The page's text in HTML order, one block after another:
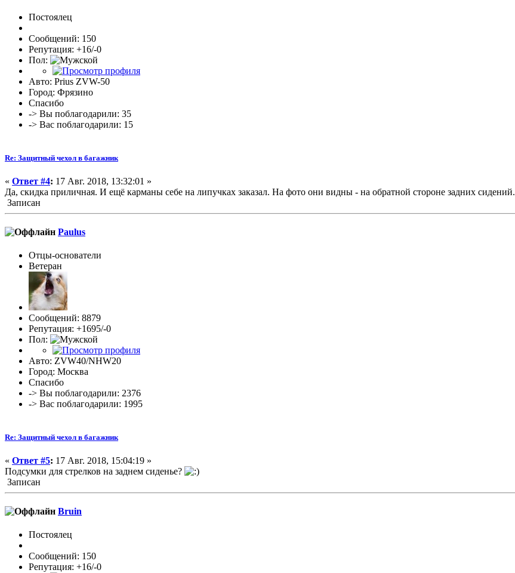
Постоялец
Сообщений: 150
Репутация: +16/-0
Пол:
Авто: Prius ZVW-50
Город: Фрязино
Спасибо
-> Вы поблагодарили: 35
-> Вас поблагодарили: 15
Re: Защитный чехол в багажник
« Ответ #4: 17 Авг. 2018, 13:32:01 »
Да, скидка приличная. И ещё карманы себе на липучках заказал. На фото они видны - на обратной стороне задних сидений.
Записан
Paulus
Отцы-основатели
Ветеран
Сообщений: 8879
Репутация: +1695/-0
Пол:
Авто: ZVW40/NHW20
Город: Москва
Спасибо
-> Вы поблагодарили: 2376
-> Вас поблагодарили: 1995
Re: Защитный чехол в багажник
« Ответ #5: 17 Авг. 2018, 15:04:19 »
Подсумки для стрелков на заднем сиденье?
Записан
Bruin
Постоялец
Сообщений: 150
Репутация: +16/-0